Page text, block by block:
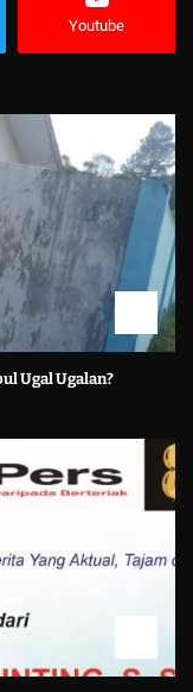
Youtube
Ugal Ugalan?